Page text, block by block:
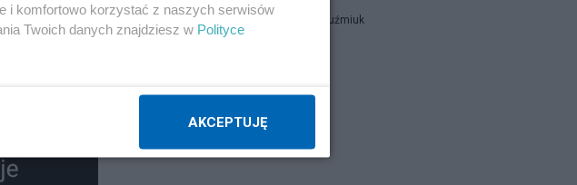
Zbigniew Kuźmiuk
i komfortowo korzystać z naszych serwisów
Twoich danych znajdziesz w Polityce
AKCEPTUJĘ